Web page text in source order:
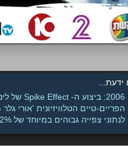
2006: ביצוע ה-
Spike Effect של
הפריים-טיים הטלוויזיונית 'אורי
לנתוני צפייה גבוהים במיוחד של 42%.